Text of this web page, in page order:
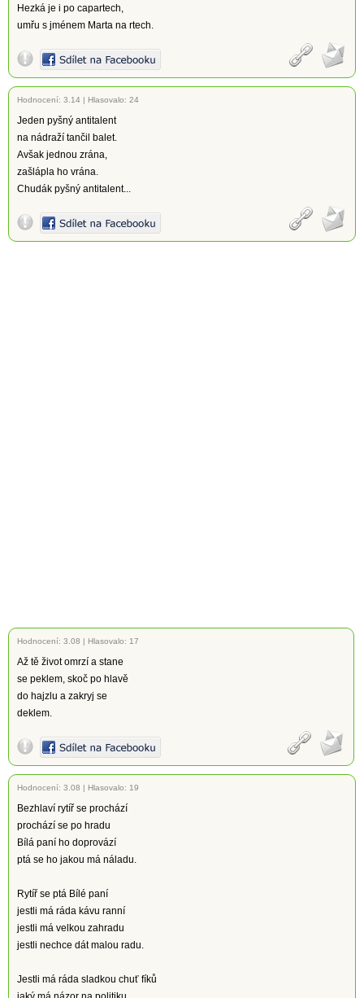
Hezká je i po capartech,
umřu s jménem Marta na rtech.
Hodnocení: 3.14 | Hlasovalo: 24
Jeden pyšný antitalent
na nádraží tančil balet.
Avšak jednou zrána,
zašlápla ho vrána.
Chudák pyšný antitalent...
Hodnocení: 3.08 | Hlasovalo: 17
Až tě život omrzí a stane
se peklem, skoč po hlavě
do hajzlu a zakryj se
deklem.
Hodnocení: 3.08 | Hlasovalo: 19
Bezhlaví rytíř se prochází
prochází se po hradu
Bílá paní ho doprovází
ptá se ho jakou má náladu.
Rytíř se ptá Bílé paní
jestli má ráda kávu ranní
jestli má velkou zahradu
jestli nechce dát malou radu.
Jestli má ráda sladkou chuť fíků